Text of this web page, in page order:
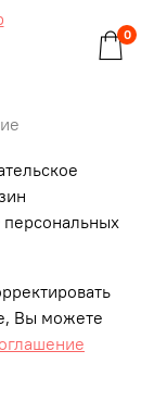
0
персональных
Вы можете